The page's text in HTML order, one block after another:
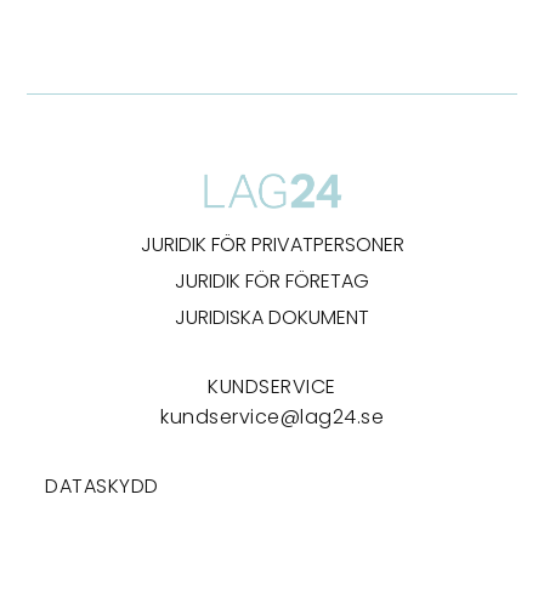
JURIDIK FÖR PRIVATPERSONER
JURIDIK FÖR FÖRETAG
JURIDISKA DOKUMENT
KUNDSERVICE
kundservice@lag24.se
DATASKYDD